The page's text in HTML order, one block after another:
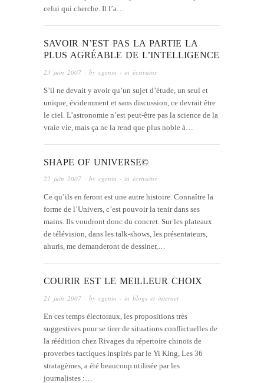
celui qui cherche. Il l’a…
SAVOIR N’EST PAS LA PARTIE LA
PLUS AGRÉABLE DE L’INTELLIGENCE
23 juin 2007 · by cgenin · in écrivains
S’il ne devait y avoir qu’un sujet d’étude, un seul et
unique, évidemment et sans discussion, ce devrait être
le ciel. L’astronomie n’est peut-être pas la science de la
vraie vie, mais ça ne la rend que plus noble à…
SHAPE OF UNIVERSE©
22 juin 2007 · by cgenin · in écrivains
Ce qu’ils en feront est une autre histoire. Connaître la
forme de l’Univers, c’est pouvoir la tenir dans ses
mains. Ils voudront donc du concret. Sur les plateaux
de télévision, dans les talk-shows, les présentateurs,
ahuris, me demanderont de dessiner,…
COURIR EST LE MEILLEUR CHOIX
21 juin 2007 · by cgenin · in blogs et internet
En ces temps électoraux, les propositions très
suggestives pour se tirer de situations conflictuelles de
la réédition chez Rivages du répertoire chinois de
proverbes tactiques inspirés par le Yi King, Les 36
stratagèmes, a été beaucoup utilisée par les
journalistes :…